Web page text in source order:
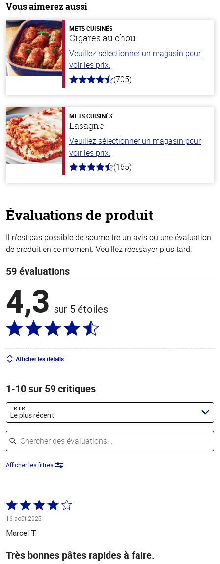
Vous aimerez aussi
METS CUISINÉS
Cigares au chou
Veuillez sélectionner un magasin pour
voir les prix.
4.6
stars
(705)
METS CUISINÉS
Lasagne
Veuillez sélectionner un magasin pour
voir les prix.
4.1
(165)
Évaluations de produit
Il n’est pas possible de soumettre un avis ou une évaluation
de produit en ce moment. Veuillez réessayer plus tard.
59 évaluations
4,3 sur 5 étoiles
Afficher les détails
1-10 sur 59 critiques
TRIER
Le plus récent
Chercher des évaluations
Afficher les filtres
Coté
4 sur
5
16 août 2025
Marcel T.
Très bonnes pâtes rapides à faire.